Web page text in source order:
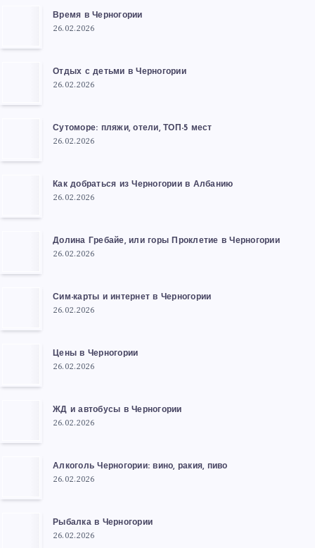
Время в Черногории
26.02.2026
Отдых с детьми в Черногории
26.02.2026
Сутоморе: пляжи, отели, ТОП-5 мест
26.02.2026
Как добраться из Черногории в Албанию
26.02.2026
Долина Гребайе, или горы Проклетие в Черногории
26.02.2026
Сим-карты и интернет в Черногории
26.02.2026
Цены в Черногории
26.02.2026
ЖД и автобусы в Черногории
26.02.2026
Алкоголь Черногории: вино, ракия, пиво
26.02.2026
Рыбалка в Черногории
26.02.2026